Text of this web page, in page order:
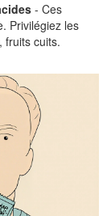
- Ces
Privilégiez les
fruits cuits.